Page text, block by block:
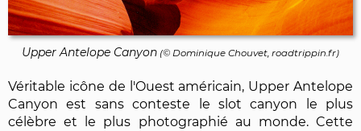
Upper Antelope Canyon (© Dominique Chouvet, roadtrippin.fr)
Véritable icône de l'Ouest américain, Upper Antelope
Canyon est sans conteste le slot canyon le plus
célèbre et le plus photographié au monde. Cette